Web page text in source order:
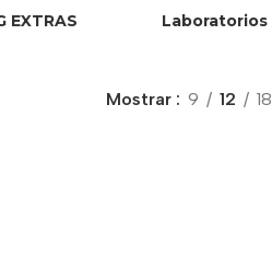
EXTRAS Laboratorios
Mostrar 9 12 18